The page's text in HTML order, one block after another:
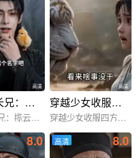
高清
穿越庶长兄：揽云巅！第二季
穿越庶长兄：揽云巅！第二
高清
穿越少女收服四方神兽
穿越少女收服四方神兽
8.0 8.0
高清
高清